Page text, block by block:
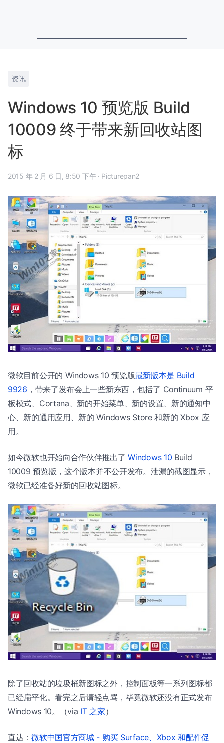
资讯
Windows 10 预览版 Build
10009 终于带来新回收站图
标
2015 年 2 月 6 日, 8:50 下午 · Picturepan2
微软目前公开的 Windows 10 预览版最新版本是 Build
9926 ，带来了发布会上一些新东西，包括了 Continuum 平
板模式、Cortana、新的开始菜单、新的设置、新的通知中
心、新的通用应用、新的 Windows Store 和新的 Xbox 应
用。
如今微软也开始向合作伙伴推出了Windows 10 Build
10009 预览版，这个版本并不公开发布。泄漏的截图显示，
微软已经准备好新的回收站图标。
除了回收站的垃圾桶新图标之外，控制面板等一系列图标都
已经扁平化。看完之后请轻点骂，毕竟微软还没有正式发布
Windows 10。（via IT 之家）
直达：微软中国官方商城 - 购买 Surface、Xbox 和配件促